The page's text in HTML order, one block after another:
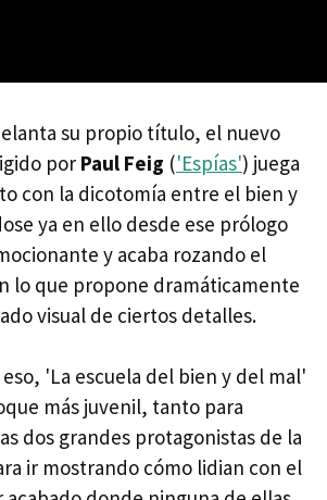
su propio título, el nuevo
por Paul Feig ('Espías') juega
con la dicotomía entre el bien y
ya en ello desde ese prólogo
y acaba rozando el
lo que propone dramáticamente
visual de ciertos detalles.
'La escuela del bien y del mal'
más juvenil, tanto para
dos grandes protagonistas de la
ir mostrando cómo lidian con el